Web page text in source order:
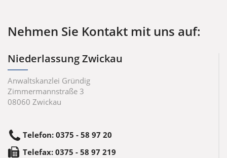
Nehmen Sie Kontakt mit uns auf:
Niederlassung Zwickau
Anwaltskanzlei Gründig
Zimmermannstraße 3
08060 Zwickau
Telefon: 0375 - 58 97 20
Telefax: 0375 - 58 97 219